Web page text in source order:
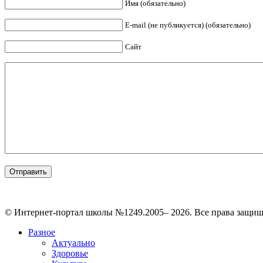
Имя (обязательно)
E-mail (не публикуется) (обязательно)
Сайт
© Интернет-портал школы №1249.2005– 2026. Все права
Разное
Актуально
Здоровье